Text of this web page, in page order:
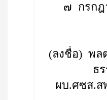
๗ กรก
(ลงชื่อ) พล
ผบ.ศ